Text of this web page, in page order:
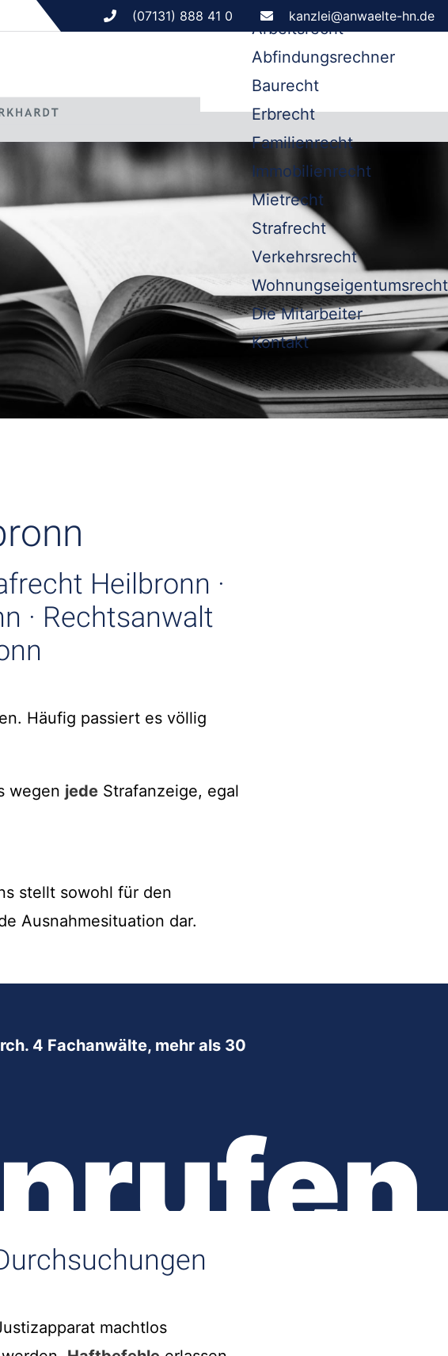
(07131) 888 41 0 kanzlei@anwaelte-hn.de
Arbeitsrecht
Abfindungsrechner
Baurecht
Erbrecht
Familienrecht
Immobilienrecht
Mietrecht
Strafrecht
Verkehrsrecht
Wohnungseigentumsrecht
Die Mitarbeiter
Kontakt
Heilbronn ·
· Rechtsanwalt
Häufig passiert es völlig
wegen jede Strafanzeige, egal
stellt sowohl für den
Ausnahmesituation dar.
4 Fachanwälte, mehr als 30
machtlos